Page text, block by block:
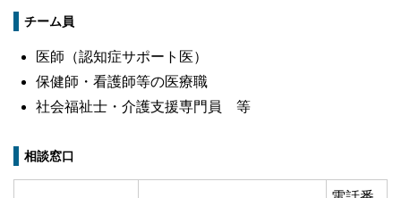
チーム員
医師（認知症サポート医）
保健師・看護師等の医療職
社会福祉士・介護支援専門員 等
相談窓口